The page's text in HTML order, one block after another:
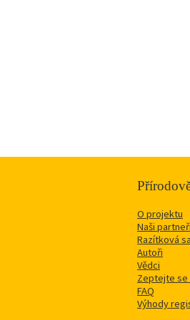
O projektu
Naši partneři
Razítková
Autoři
Vědci
Zeptejte
FAQ
Výhody